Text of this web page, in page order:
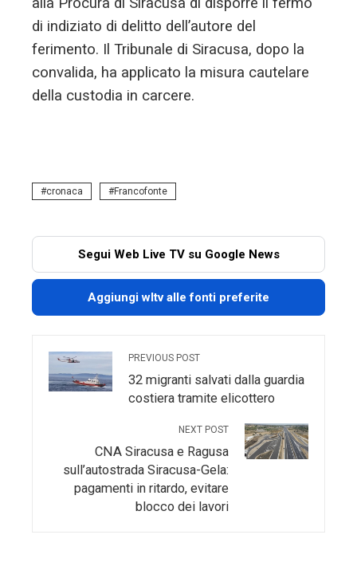
di indiziato di delitto dell’autore del
ferimento. Il Tribunale di Siracusa, dopo la
convalida, ha applicato la misura cautelare
della custodia in carcere.
cronaca Francofonte
Segui Web Live TV su Google News
Aggiungi wltv alle fonti preferite
PREVIOUS POST
32 migranti salvati dalla guardia
costiera tramite elicottero
NEXT POST
CNA Siracusa e Ragusa
sull’autostrada Siracusa-Gela:
pagamenti in ritardo, evitare
blocco dei lavori